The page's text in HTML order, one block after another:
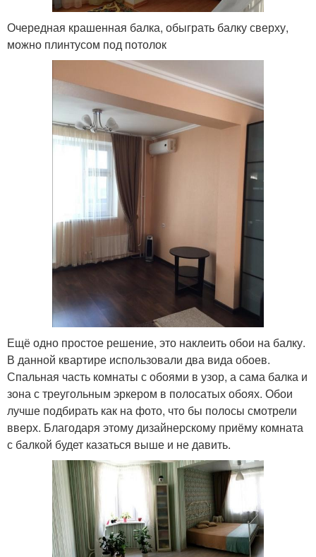
Очередная крашенная балка, обыграть балку сверху,
можно плинтусом под потолок
Ещё одно простое решение, это наклеить обои на балку.
В данной квартире использовали два вида обоев.
Спальная часть комнаты с обоями в узор, а сама балка и
зона с треугольным эркером в полосатых обоях. Обои
лучше подбирать как на фото, что бы полосы смотрели
вверх. Благодаря этому дизайнерскому приёму комната
с балкой будет казаться выше и не давить.